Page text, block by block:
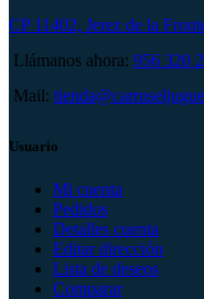
CP 11402, Jerez de la
Llámanos ahora: 956 320
Mail:
Usuario
Mi cuenta
Pedidos
Detalles cuenta
Editar dirección
Lista de deseos
Comparar